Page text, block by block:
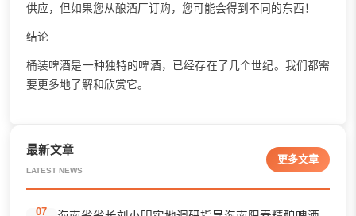
供应，但如果您从酿酒厂订购，您可能会得到不同的东西！
结论
桶装啤酒是一种独特的啤酒，已经存在了几个世纪。我们都需
要更多地了解和欣赏它。
最新文章
LATEST NEWS
更多文章
07